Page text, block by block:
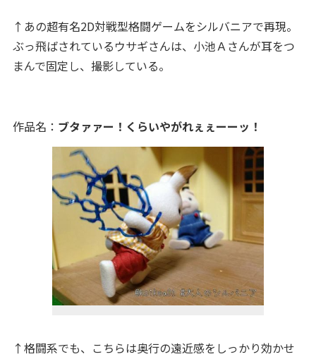
↑あの超有名2D対戦型格闘ゲームをシルバニアで再現。
ぶっ飛ばされているウサギさんは、小池Ａさんが耳をつ
まんで固定し、撮影している。
作品名： ブタァァー！くらいやがれぇぇーーッ！
↑格闘系でも、こちらは奥行の遠近感をしっかり効かせ